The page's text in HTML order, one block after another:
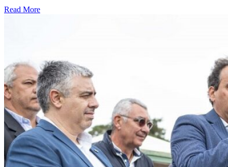
Read More